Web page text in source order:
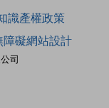
司
識產權政策
障礙網站設計